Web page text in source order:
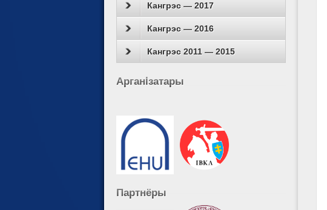
Кангрэс — 2017
Кангрэс — 2016
Кангрэс 2011 — 2015
Арганiзатары
Партнёры